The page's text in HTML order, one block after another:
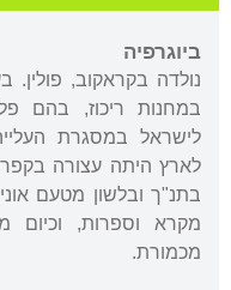
ביוגרפיה
נולדה בקראקוב,
במחנות ריכוז, בהם
לארץ היתה עצורה
בתנ"ך ובלשון מטעם
מקרא וספרות, וכיום
מכמורת.